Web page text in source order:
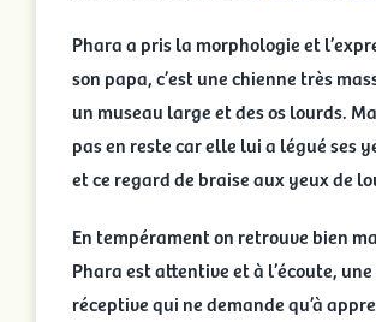
Phara a pris la morphologie et
son papa, c’est une chienne très
un museau large et des os lourds.
pas en reste car elle lui a légué ses
et ce regard de braise aux yeux de
En tempérament on retrouve bien
Phara est attentive et à l’écoute,
réceptive qui ne demande qu’à